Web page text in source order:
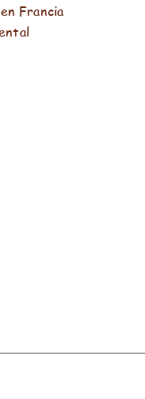
Francia